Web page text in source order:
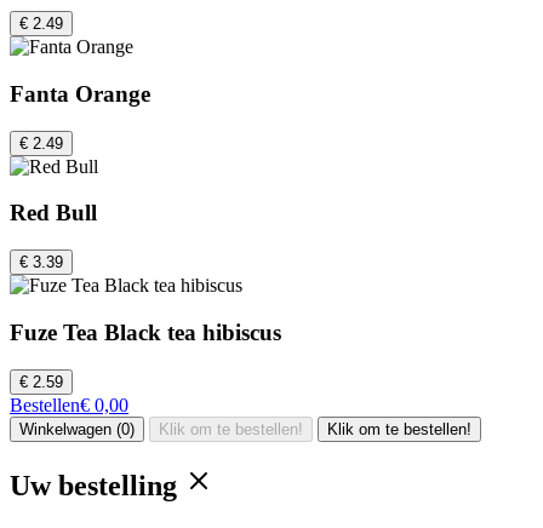
€ 2.49
Fanta Orange
€ 2.49
Red Bull
€ 3.39
Fuze Tea Black tea hibiscus
€ 2.59
Bestellen€ 0,00
Winkelwagen (0) Klik om te bestellen! Klik om te bestellen!
Uw bestelling